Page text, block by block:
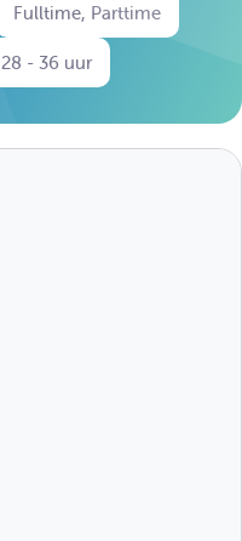
Fulltime, Parttime
28 - 36 uur